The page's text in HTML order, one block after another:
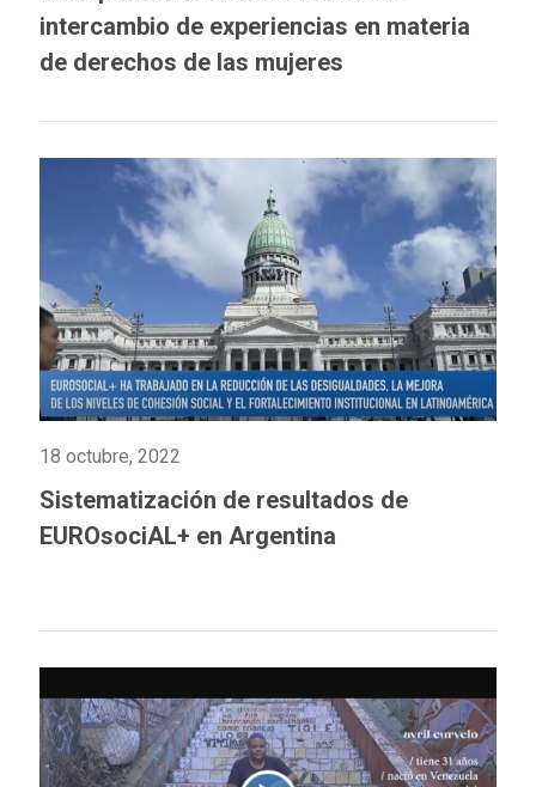
intercambio de experiencias en materia
de derechos de las mujeres
18 octubre, 2022
Sistematización de resultados de
EUROsociAL+ en Argentina